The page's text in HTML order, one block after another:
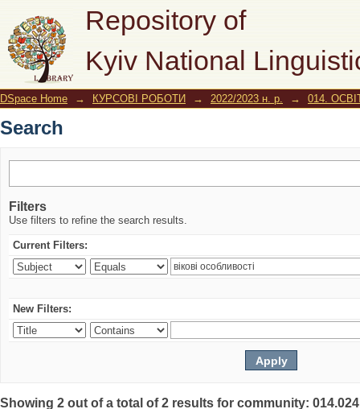
Repository of
Kyiv National
Search
DSpace Home → КУРСОВІ РОБОТИ → 2022/2023 н. р. → 014.
Search
Filters
Use filters to refine the search results.
Current Filters:
New Filters:
Showing 2 out of a total of 2 results for community: 014.024